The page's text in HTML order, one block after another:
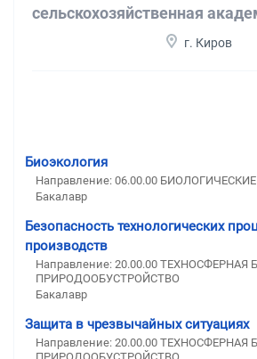
сельскохозяйственная
г. Киров
Биоэкология
Направление: 06.00.00
Бакалавр
Безопасность технологических
производств
Направление: 20.00.00 ТЕХНОСФЕРНАЯ
ПРИРОДООБУСТРОЙСТВО
Бакалавр
Защита в чрезвычайных ситуациях
Направление: 20.00.00 ТЕХНОСФЕРНАЯ